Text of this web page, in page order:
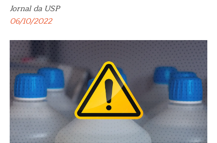
Jornal da USP
06/10/2022